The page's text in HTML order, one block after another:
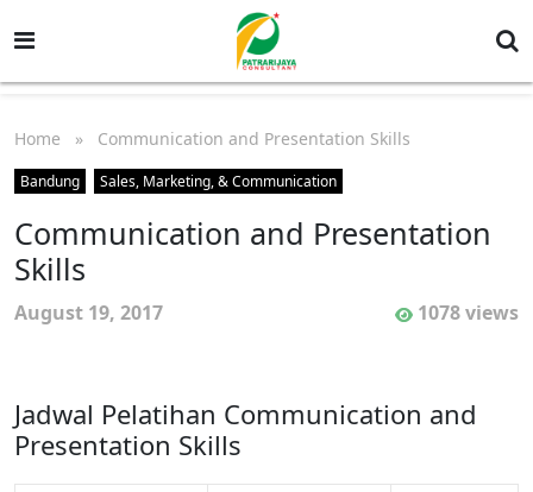
Home » Communication and Presentation Skills
Bandung Sales, Marketing, & Communication
Communication and Presentation
Skills
August 19, 2017 1078 views
Jadwal Pelatihan Communication and
Presentation Skills